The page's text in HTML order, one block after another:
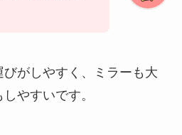
がしやすく、ミラーも大
やすいです。